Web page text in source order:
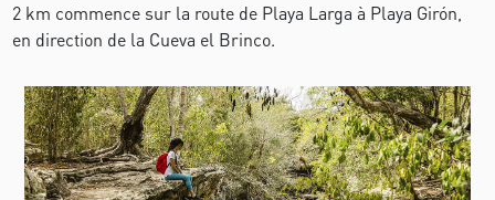
2 km commence sur la route de Playa Larga à Playa Girón,
en direction de la Cueva el Brinco.